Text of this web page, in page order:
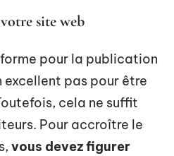
site web
pour la publication
excellent pas pour être
cela ne suffit
Pour accroître le
vous devez figurer